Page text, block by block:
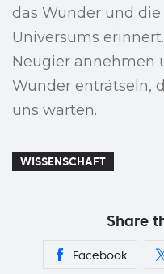
das Wunder und
Universums
Neugier annehmen
Wunder enträtseln,
uns warten.
WISSENSCHAFT
Share
Facebook